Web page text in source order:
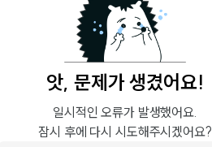
앗, 문제가 생겼어요!
일시적인 오류가 발생했어요.
잠시 후에 다시 시도해주시겠어요?